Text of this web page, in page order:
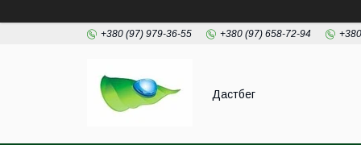
+380 (97) 979-36-55 +380 (97) 658-72-94
Дастбег